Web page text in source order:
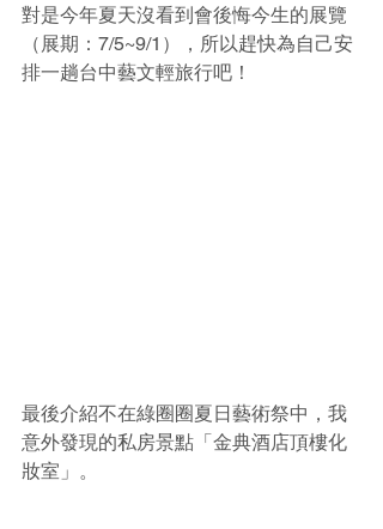
對是今年夏天沒看到會後悔今生的展覽
（展期：7/5~9/1），所以趕快為自己安
排一趟台中藝文輕旅行吧！
最後介紹不在綠圈圈夏日藝術祭中，我
意外發現的私房景點「金典酒店頂樓化
妝室」。